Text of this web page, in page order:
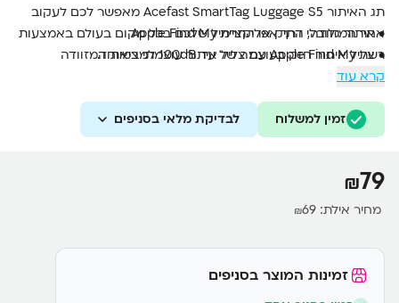
תג האיתור Acefast SmartTag Luggage S5 מאפשר לכם לעקוב
אחר המזוודה, התיק או התרמיל שלכם בכל מקום בעולם באמצעות
רשת Apple Find My עם צליל איתור עוצמתי במיוחד.
• איתור גלובלי דרך אפליקציית Apple Find My
• צליל איתור חזק בעוצמה של עד 100dB למציאת המזוודה
במהירות
• Bluetooth 5.4 לחיבור יציב ומהיר
• טווח שידור של עד 30 מטר
• סוללת CR2032 עם חיי שימוש של עד 12 חודשים
• תקן MFi Certified לתאימות מלאה למכשירי Apple
קרא עוד
זמין למשלוח לבדיקת מלאי בסניפים
₪79
מחיר אילת: ₪69
זמינות המוצר בסניפים